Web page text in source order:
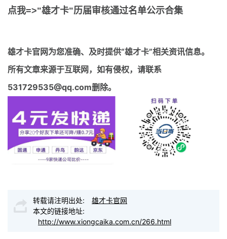
点我=>"雄才卡"历届审核通过名单公示合集
雄才卡官网为您准确、及时提供“雄才卡”相关资讯信息。
所有文章来源于互联网，如有侵权，请联系
531729535@qq.com删除。
转载请注明出处:
雄才卡官网
本文的链接地址:
http://www.xiongcaika.com.cn/266.html